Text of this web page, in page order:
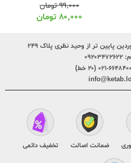
۹۹,۰۰۰تومان
۸۰,۰۰۰ تومان
۰۹۲۰۳۴۷۲۶۲۲
۰۲۱ (۲۰ خط)
ضمانت اصالت تخفیف دائمی